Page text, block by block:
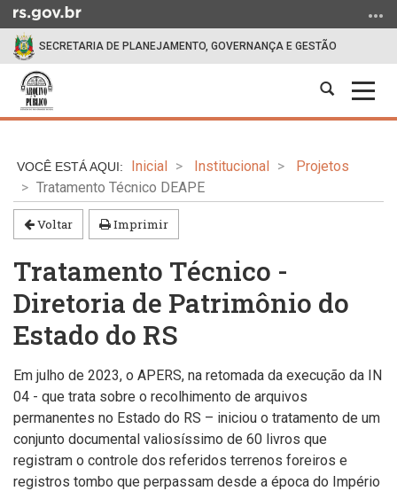
para
conteúdo
para
menu
para
busca
SECRETARIA DE PLANEJAMENTO, GOVERNANÇA E GESTÃO
Abrir
conteúdo
Inicial Institucional
Projetos
Tratamento Técnico DEAPE
Voltar Imprimir
Tratamento Técnico -
Diretoria de Patrimônio do
Estado do RS
Em julho de 2023, o APERS, na retomada da execução da IN
04 - que trata sobre o recolhimento de arquivos
permanentes no Estado do RS – iniciou o tratamento de um
conjunto documental valiosíssimo de 60 livros que
registram o controle dos referidos terrenos foreiros e
registros tombo que perpassam desde a época do Império